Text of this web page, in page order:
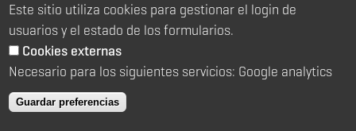
Política de reembolso
Sitemap
C/ Almagro 2 1º Izqda 28010 Madrid
91 391 10 66
coit@coit.es
Este sitio utiliza cookies para gestionar el login de
usuarios y el estado de los formularios.
Cookies externas
Necesario para los siguientes servicios: Google analytics
Guardar preferencias